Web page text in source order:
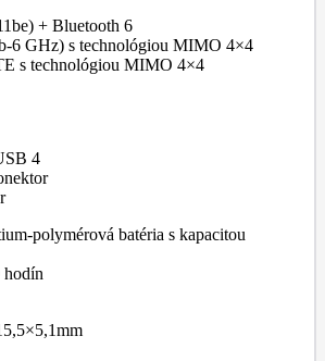
+ Bluetooth 6
6 GHz) s technológiou MIMO 4×4
s technológiou MIMO 4×4
4
polymérová batéria s kapacitou
hodín